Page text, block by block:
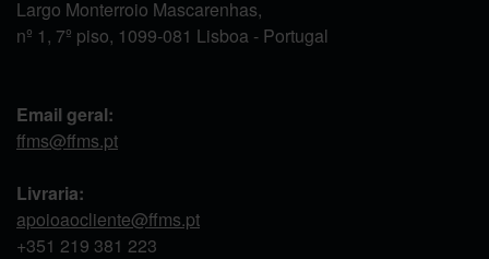
Largo Monterroio Mascarenhas,
nº 1, 7º piso, 1099-081 Lisboa - Portugal
Email geral:
ffms@ffms.pt
Livraria:
apoioaocliente@ffms.pt
+351 219 381 223